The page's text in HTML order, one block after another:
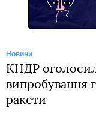
Новини
КНДР
випробування
ракети